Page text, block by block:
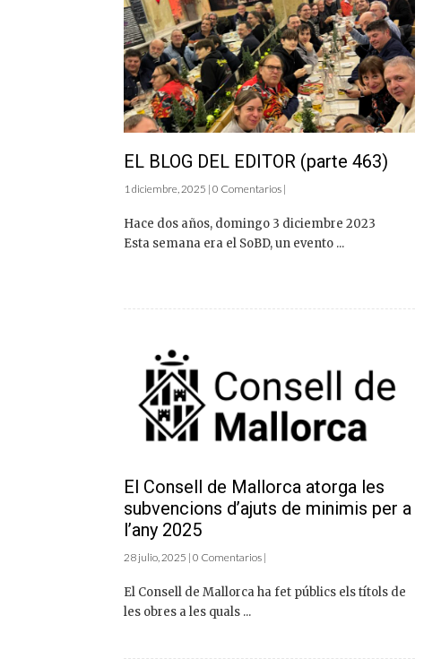
EL BLOG DEL EDITOR (parte 463)
1 diciembre, 2025 | 0 Comentarios |
Hace dos años, domingo 3 diciembre 2023
Esta semana era el SoBD, un evento ...
El Consell de Mallorca atorga les
subvencions d’ajuts de minimis per a
l’any 2025
28 julio, 2025 | 0 Comentarios |
El Consell de Mallorca ha fet públics els títols de
les obres a les quals ...